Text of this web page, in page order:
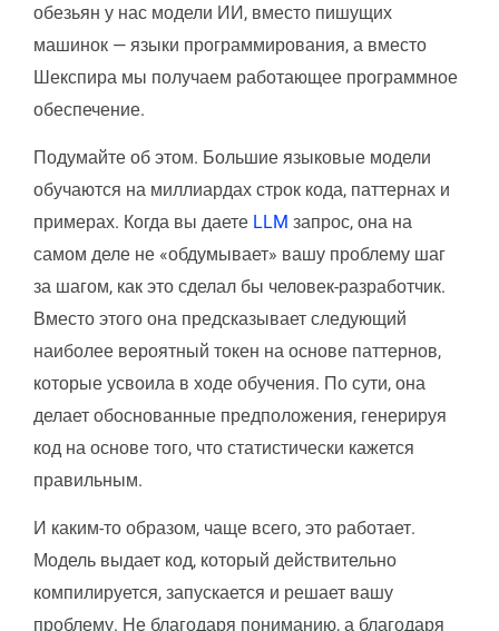
обезьян у нас модели ИИ, вместо пишущих
машинок — языки программирования, а вместо
Шекспира мы получаем работающее программное
обеспечение.
Подумайте об этом. Большие языковые модели
обучаются на миллиардах строк кода, паттернах и
примерах. Когда вы даете LLM запрос, она на
самом деле не «обдумывает» вашу проблему шаг
за шагом, как это сделал бы человек-разработчик.
Вместо этого она предсказывает следующий
наиболее вероятный токен на основе паттернов,
которые усвоила в ходе обучения. По сути, она
делает обоснованные предположения, генерируя
код на основе того, что статистически кажется
правильным.
И каким-то образом, чаще всего, это работает.
Модель выдает код, который действительно
компилируется, запускается и решает вашу
проблему. Не благодаря пониманию, а благодаря